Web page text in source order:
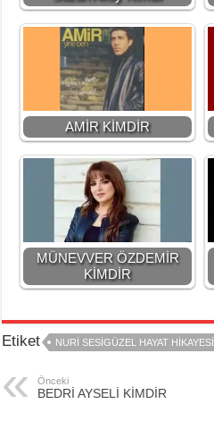
AMİR KİMDİR
MÜNEVVER ÖZDEMİR
KİMDİR
Etiket NURİ SESİGÜZEL HAYAT HİKAYESİ
Önceki
BEDRİ AYSELİ KİMDİR